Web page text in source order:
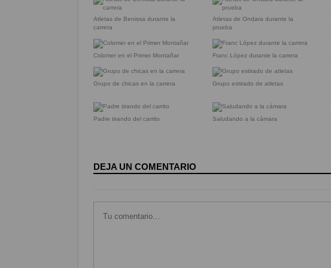
Atletas de Benissa durante la
carrera
Atletas de Ondara durante la
prueba
Colomer en el Primer Montañar Franc López durante la carrera
Grupo de chicas en la carrera
Grupo estirado de atletas
Padre tirando del carrito Saludando a la cámara
DEJA UN COMENTARIO